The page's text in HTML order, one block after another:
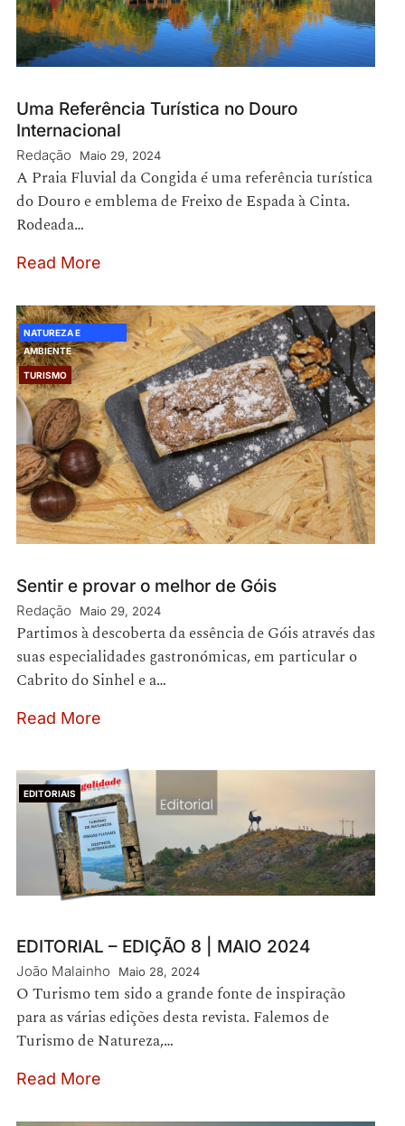
Uma Referência Turística no Douro
Internacional
Redação Maio 29, 2024
A Praia Fluvial da Congida é uma referência turística
do Douro e emblema de Freixo de Espada à Cinta.
Rodeada…
Read More
NATUREZA E
AMBIENTE
TURISMO
Sentir e provar o melhor de Góis
Redação Maio 29, 2024
Partimos à descoberta da essência de Góis através das
suas especialidades gastronómicas, em particular o
Cabrito do Sinhel e a…
Read More
EDITORIAIS
EDITORIAL – EDIÇÃO 8 | MAIO 2024
João Malainho Maio 28, 2024
O Turismo tem sido a grande fonte de inspiração
para as várias edições desta revista. Falemos de
Turismo de Natureza,…
Read More